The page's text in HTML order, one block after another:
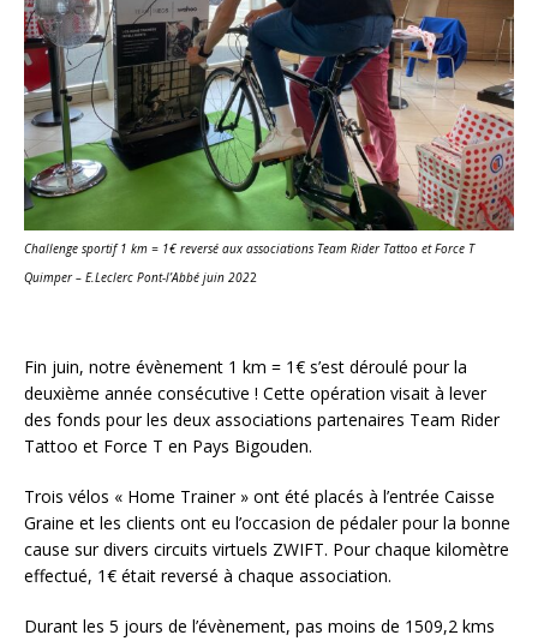
Challenge sportif 1 km = 1€ reversé aux associations Team Rider Tattoo et Force T
Quimper – E.Leclerc Pont-l’Abbé juin 2022
Fin juin, notre évènement 1 km = 1€ s’est déroulé pour la
deuxième année consécutive ! Cette opération visait à lever
des fonds pour les deux associations partenaires Team Rider
Tattoo et Force T en Pays Bigouden.
Trois vélos « Home Trainer » ont été placés à l’entrée Caisse
Graine et les clients ont eu l’occasion de pédaler pour la bonne
cause sur divers circuits virtuels ZWIFT. Pour chaque kilomètre
effectué, 1€ était reversé à chaque association.
Durant les 5 jours de l’évènement, pas moins de 1509,2 kms